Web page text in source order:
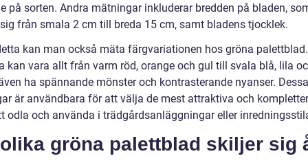
på sorten. Andra mätningar inkluderar bredden på bladen,
från smala 2 cm till breda 15 cm, samt bladens tjocklek.
kan man också mäta färgvariationen hos gröna palettblad.
kan vara allt från varm röd, orange och gul till svala blå, lila
ha spännande mönster och kontrasterande nyanser. Dessa
är användbara för att välja de mest attraktiva och
odla och använda i trädgårdsanläggningar eller
gröna palettblad skiljer sig